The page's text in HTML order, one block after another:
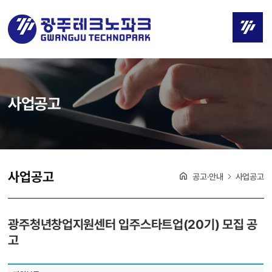
사업공고
사업공고 공고·안내 사업공고
광주청년창업지원센터 입주스타트업(20기) 모집 공
고